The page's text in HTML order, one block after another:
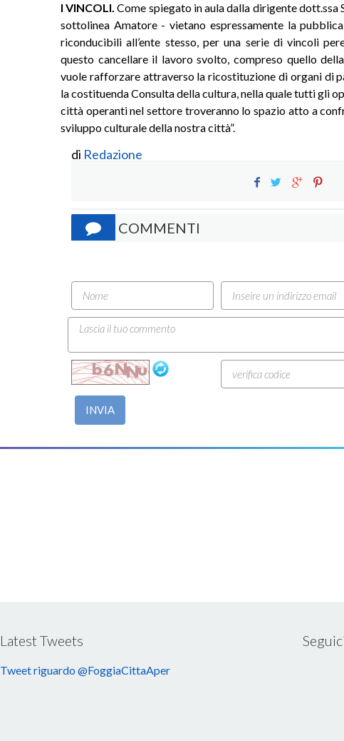
I VINCOLI. Come spiegato in aula dalla dirigente
sottolinea Amatore - vietano espressamente la
riconducibili all’ente stesso, per una serie di vincoli
questo cancellare il lavoro svolto, compreso quello
vuole rafforzare attraverso la ricostituzione di organi di
la costituenda Consulta della cultura, nella quale tutti gli
città operanti nel settore troveranno lo spazio atto a
sviluppo culturale della nostra città”.
di Redazione
COMMENTI
INVIA
Latest Tweets
Tweet riguardo @FoggiaCittaAper